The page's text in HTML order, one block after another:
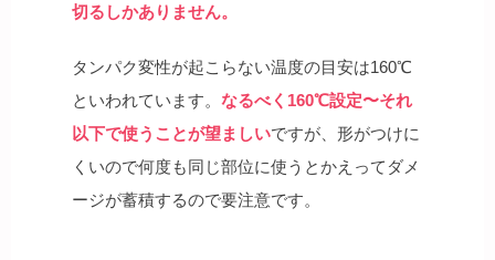
切るしかありません。
タンパク変性が起こらない温度の目安は160℃
といわれています。 なるべく160℃設定〜それ
以下で使うことが望ましいですが、形がつけに
くいので何度も同じ部位に使うとかえってダメ
ージが蓄積するので要注意です。